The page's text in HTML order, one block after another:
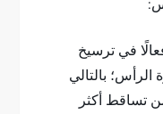
في ترسيخ
بالتالي
تساقط أكثر